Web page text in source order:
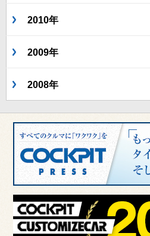
2010年
2009年
2008年